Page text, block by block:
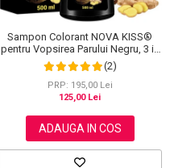
Sampon Colorant NOVA KISS®
pentru Vopsirea Parului Negru, 3 in
1, Acoperire Fire Albe, 500 ml
(2)
PRP: 195,00 Lei
125,00 Lei
ADAUGA IN COS